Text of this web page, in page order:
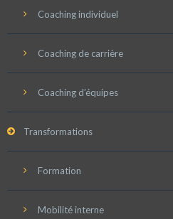
Coaching individuel
Coaching de carrière
Coaching d’équipes
Transformations
Formation
Mobilité interne